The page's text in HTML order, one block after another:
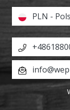
PLN -